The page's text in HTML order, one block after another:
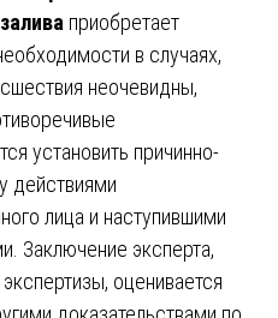
приобретает
в случаях,
неочевидны,
установить причинно-
действиями
лица и наступившими
Заключение эксперта,
оценивается